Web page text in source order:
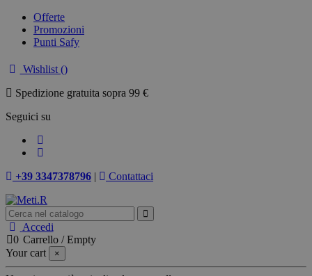
Offerte
Promozioni
Punti Safy
Wishlist ()
Spedizione gratuita sopra 99 €
Seguici su
+39 3347378796 | Contattaci
Accedi
0 Carrello /Empty
Your cart
×